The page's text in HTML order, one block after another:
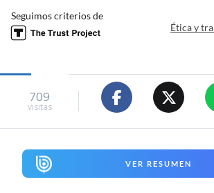
Seguimos criterios de
Ética y
709
visitas
VER RESUMEN